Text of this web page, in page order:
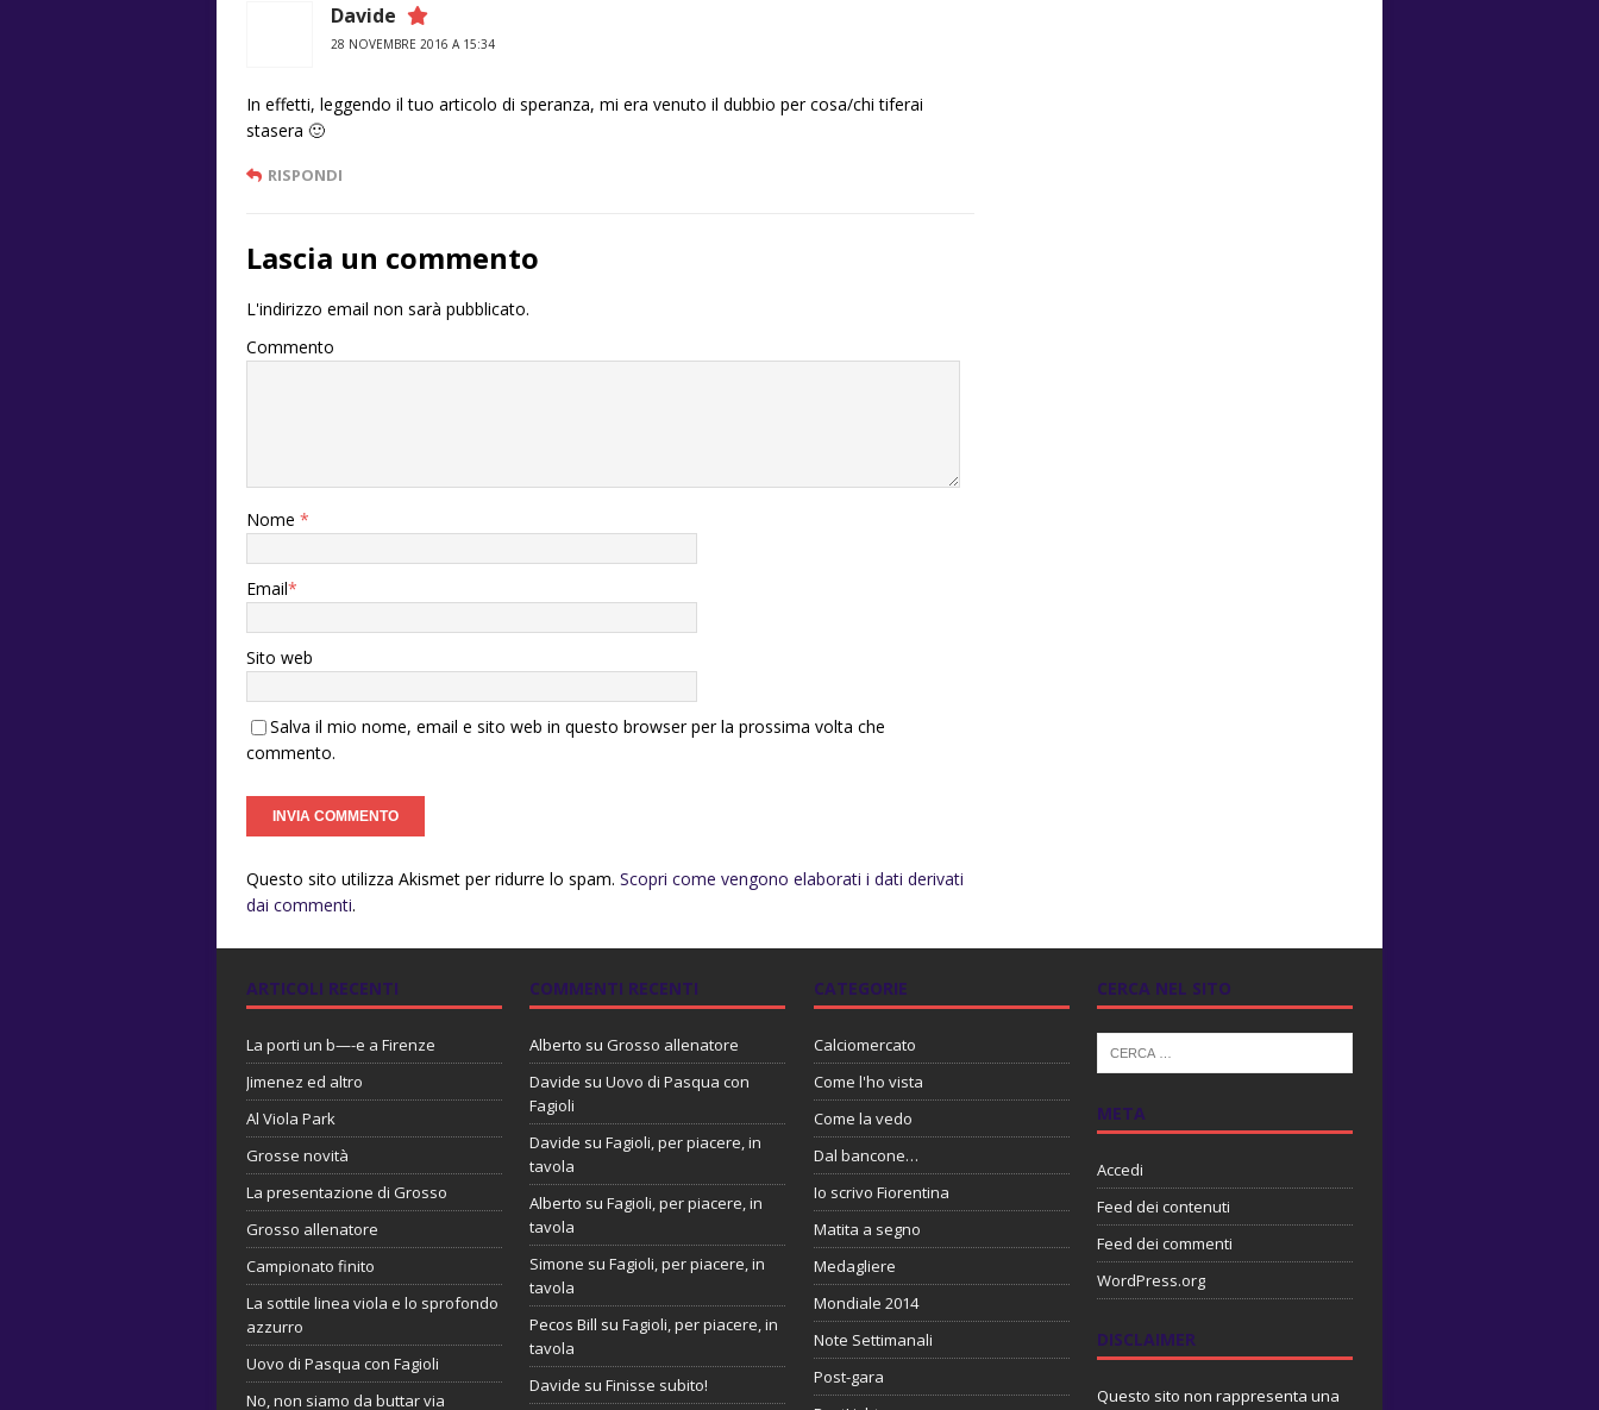
Davide
28 NOVEMBRE 2016 A 15:34
In effetti, leggendo il tuo articolo di speranza, mi era venuto il dubbio per cosa/chi tiferai
stasera 🙂
RISPONDI
Lascia un commento
L'indirizzo email non sarà pubblicato.
Commento
Nome *
Email*
Sito web
Salva il mio nome, email e sito web in questo browser per la prossima volta che
commento.
Questo sito utilizza Akismet per ridurre lo spam. Scopri come vengono elaborati i dati derivati
dai commenti.
ARTICOLI RECENTI
La porti un b—-e a Firenze
Jimenez ed altro
Al Viola Park
Grosse novità
La presentazione di Grosso
Grosso allenatore
Campionato finito
La sottile linea viola e lo sprofondo
azzurro
Uovo di Pasqua con Fagioli
No, non siamo da buttar via
COMMENTI RECENTI
Alberto su Grosso allenatore
Davide suUovo di Pasqua con
Fagioli
Davide suFagioli, per piacere, in
tavola
Alberto suFagioli, per piacere, in
tavola
Simone suFagioli, per piacere, in
tavola
Pecos Bill suFagioli, per piacere, in
tavola
Davide suFinisse subito!
CATEGORIE
Calciomercato
Come l'ho vista
Come la vedo
Dal bancone…
Io scrivo Fiorentina
Matita a segno
Medagliere
Mondiale 2014
Note Settimanali
Post-gara
CERCA NEL SITO
META
Accedi
Feed dei contenuti
Feed dei commenti
WordPress.org
DISCLAIMER
Questo sito non rappresenta una